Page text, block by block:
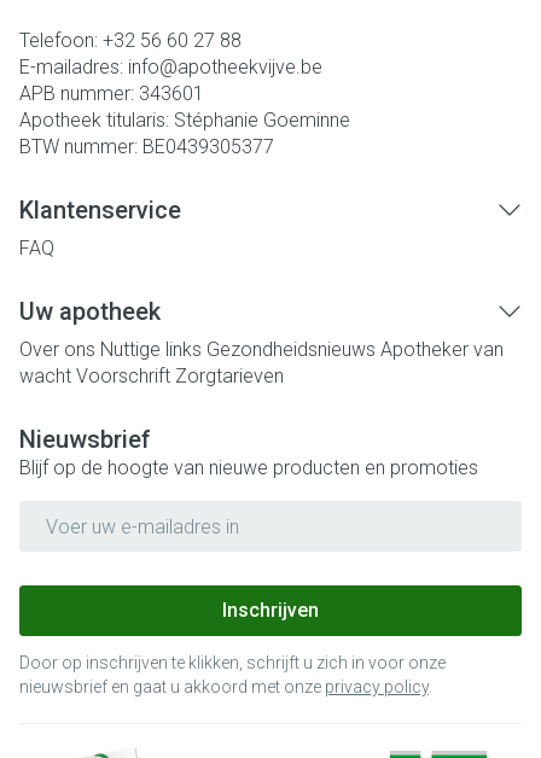
Telefoon: +32 56 60 27 88
E-mailadres: info@apotheekvijve.be
APB nummer: 343601
Apotheek titularis: Stéphanie Goeminne
BTW nummer: BE0439305377
Klantenservice
FAQ
Uw apotheek
Over ons Nuttige links Gezondheidsnieuws Apotheker van
wacht Voorschrift Zorgtarieven
Nieuwsbrief
Blijf op de hoogte van nieuwe producten en promoties
Inschrijven
Door op inschrijven te klikken, schrijft u zich in voor onze
nieuwsbrief en gaat u akkoord met onze privacy policy.